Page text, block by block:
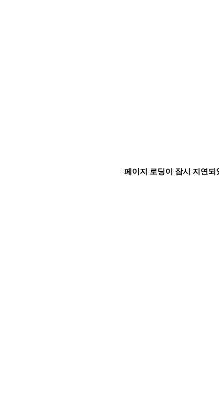
페이지 로딩이 잠시 지연